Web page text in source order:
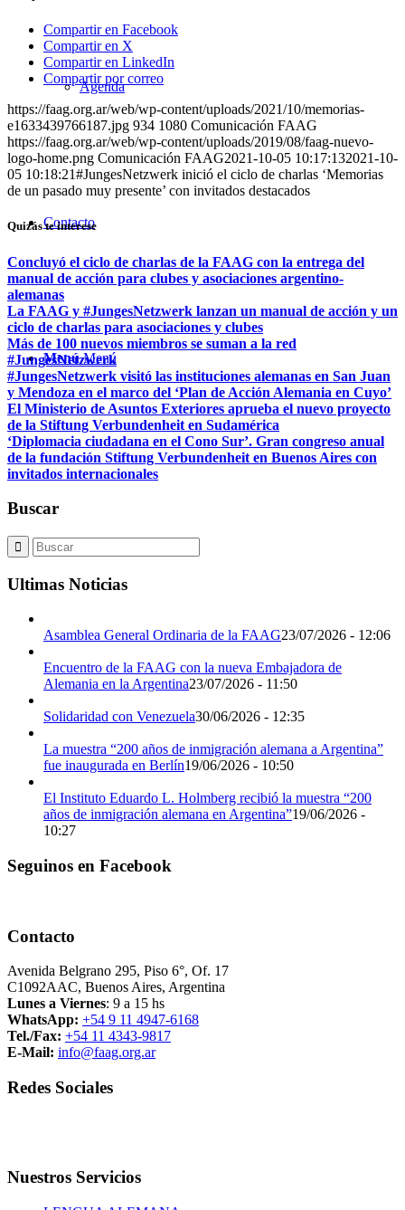
Agenda
Contacto
Menú Menú
Compartir en Facebook
Compartir en X
Compartir en LinkedIn
Compartir por correo
https://faag.org.ar/web/wp-content/uploads/2021/10/memorias-
e1633439766187.jpg 934 1080 Comunicación FAAG
https://faag.org.ar/web/wp-content/uploads/2019/08/faag-nuevo-
logo-home.png Comunicación FAAG2021-10-05 10:17:132021-10-
05 10:18:21#JungesNetzwerk inició el ciclo de charlas ‘Memorias
de un pasado muy presente’ con invitados destacados
Quizás te interese
Concluyó el ciclo de charlas de la FAAG con la entrega del
manual de acción para clubes y asociaciones argentino-
alemanas
La FAAG y #JungesNetzwerk lanzan un manual de acción y un
ciclo de charlas para asociaciones y clubes
Más de 100 nuevos miembros se suman a la red
#JungesNetzwerk
#JungesNetzwerk visitó las instituciones alemanas en San Juan
y Mendoza en el marco del ‘Plan de Acción Alemania en Cuyo’
El Ministerio de Asuntos Exteriores aprueba el nuevo proyecto
de la Stiftung Verbundenheit en Sudamérica
‘Diplomacia ciudadana en el Cono Sur’. Gran congreso anual
de la fundación Stiftung Verbundenheit en Buenos Aires con
invitados internacionales
Buscar
Ultimas Noticias
Asamblea General Ordinaria de la FAAG23/07/2026 - 12:06
Encuentro de la FAAG con la nueva Embajadora de
Alemania en la Argentina23/07/2026 - 11:50
Solidaridad con Venezuela30/06/2026 - 12:35
La muestra “200 años de inmigración alemana a Argentina”
fue inaugurada en Berlín19/06/2026 - 10:50
El Instituto Eduardo L. Holmberg recibió la muestra “200
años de inmigración alemana en Argentina”19/06/2026 -
10:27
Seguinos en Facebook
Contacto
Avenida Belgrano 295, Piso 6°, Of. 17
C1092AAC, Buenos Aires, Argentina
Lunes a Viernes: 9 a 15 hs
WhatsApp: +54 9 11 4947-6168
Tel./Fax: +54 11 4343-9817
E-Mail: info@faag.org.ar
Redes Sociales
Nuestros Servicios